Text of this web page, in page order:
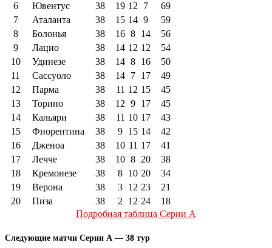
6
Ювентус 38 19 12 7
69
7
Аталанта 38 15 14 9
59
8
Болонья 38 16 8 14
56
9
Лацио 38 14 12 12
54
10
Удинезе 38 14 8 16
50
11
Сассуоло 38 14 7 17
49
12
Парма 38 11 12 15
45
13
Торино 38 12 9 17
45
14
Кальяри 38 11 10 17
43
15
Фиорентина 38 9 15 14
42
16
Дженоа 38 10 11 17
41
17
Лечче 38 10 8 20
38
18
Кремонезе 38 8 10 20
34
19
Верона 38 3 12 23
21
20
Пиза 38 2 12 24
18
Подробная таблица Серии А
Следующие матчи Серии А — 38 тур